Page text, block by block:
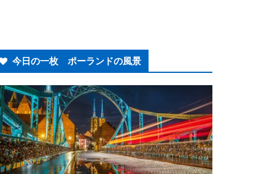
今日の一枚 ポーランドの風景